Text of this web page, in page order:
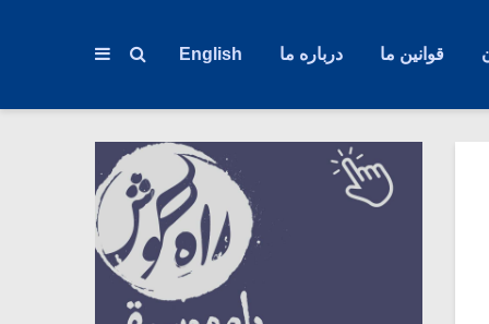
قوانین ما درباره ما English